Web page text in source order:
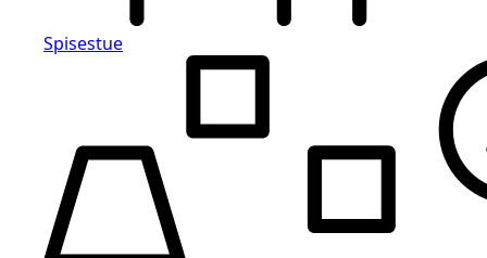
Spisestue